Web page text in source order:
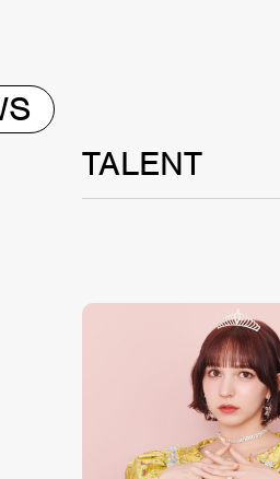
TALENT